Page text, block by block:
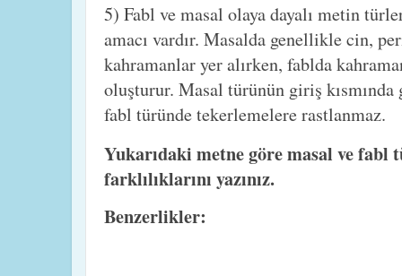
5) Fabl ve masal olaya dayalı metin
amacı vardır. Masalda genellikle cin,
kahramanlar yer alırken, fablda
oluşturur. Masal türünün giriş
fabl türünde tekerlemelere rastlanmaz.
Yukarıdaki metne göre masal ve
farklılıklarını yazınız.
Benzerlikler: